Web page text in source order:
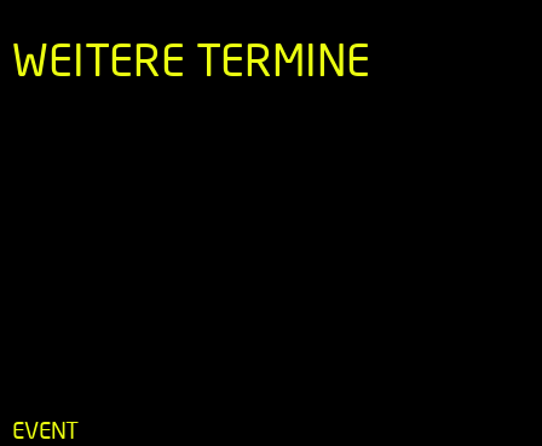
WEITERE TERMINE
EVENT